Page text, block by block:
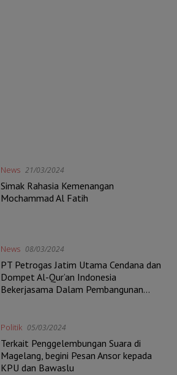
News 21/03/2024
Simak Rahasia Kemenangan
Mochammad Al Fatih
News 08/03/2024
PT Petrogas Jatim Utama Cendana dan
Dompet Al-Qur’an Indonesia
Bekerjasama Dalam Pembangunan
Politik 05/03/2024
Terkait Penggelembungan Suara di
Magelang, begini Pesan Ansor kepada
KPU dan Bawaslu